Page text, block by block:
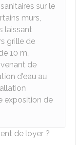
sur le
murs,
laissant
grille de
10 m,
de
d'eau au
exposition de
de loyer ?